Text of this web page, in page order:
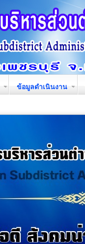
ข้อมูลดำเนินงาน